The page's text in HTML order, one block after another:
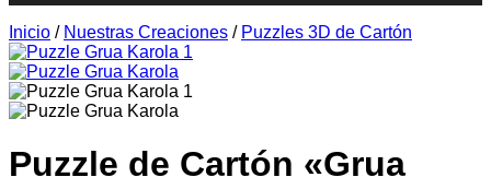
Inicio / Nuestras Creaciones / Puzzles 3D de Cartón
Puzzle de Cartón «Grua